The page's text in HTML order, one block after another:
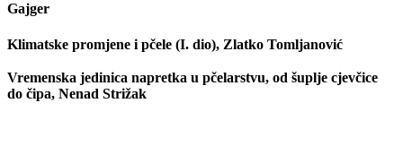
Gajger
Klimatske promjene i pčele (I. dio), Zlatko Tomljanović
Vremenska jedinica napretka u pčelarstvu, od šuplje cjevčice
do čipa, Nenad Strižak